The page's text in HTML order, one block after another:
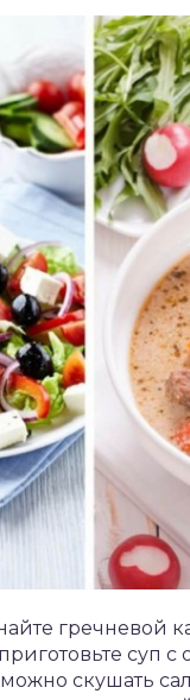
гречневой
суп
можно скушать